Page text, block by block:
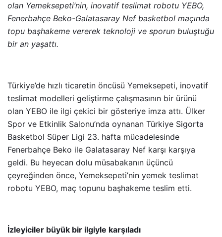
olan Yemeksepeti’nin, inovatif teslimat robotu YEBO,
Fenerbahçe Beko-Galatasaray Nef basketbol maçında
topu başhakeme vererek teknoloji ve sporun buluştuğu
bir an yaşattı.
Türkiye’de hızlı ticaretin öncüsü Yemeksepeti, inovatif
teslimat modelleri geliştirme çalışmasının bir ürünü
olan YEBO ile ilgi çekici bir gösteriye imza attı. Ülker
Spor ve Etkinlik Salonu’nda oynanan Türkiye Sigorta
Basketbol Süper Ligi 23. hafta mücadelesinde
Fenerbahçe Beko ile Galatasaray Nef karşı karşıya
geldi. Bu heyecan dolu müsabakanın üçüncü
çeyreğinden önce, Yemeksepeti’nin yemek teslimat
robotu YEBO, maç topunu başhakeme teslim etti.
İzleyiciler büyük bir ilgiyle karşıladı